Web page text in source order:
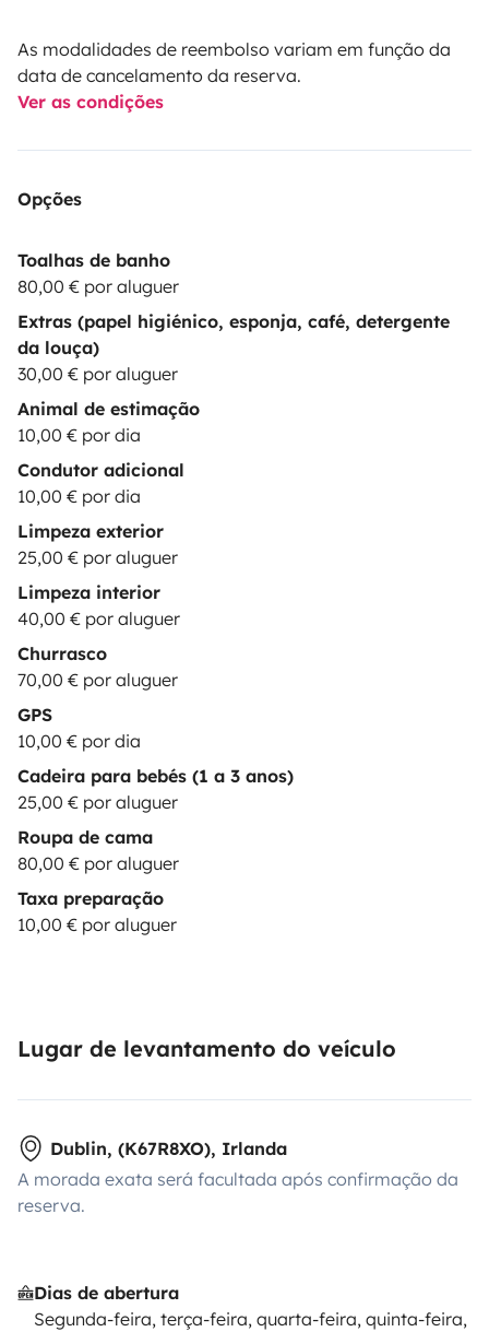
As modalidades de reembolso variam em função da
data de cancelamento da reserva.
Ver as condições
Opções
Toalhas de banho
80,00 € por aluguer
Extras (papel higiénico, esponja, café, detergente
da louça)
30,00 € por aluguer
Animal de estimação
10,00 € por dia
Condutor adicional
10,00 € por dia
Limpeza exterior
25,00 € por aluguer
Limpeza interior
40,00 € por aluguer
Churrasco
70,00 € por aluguer
GPS
10,00 € por dia
Cadeira para bebés (1 a 3 anos)
25,00 € por aluguer
Roupa de cama
80,00 € por aluguer
Taxa preparação
10,00 € por aluguer
Lugar de levantamento do veículo
Dublin, (K67R8XO), Irlanda
A morada exata será facultada após confirmação da
reserva.
Dias de abertura
Segunda-feira, terça-feira, quarta-feira, quinta-feira,